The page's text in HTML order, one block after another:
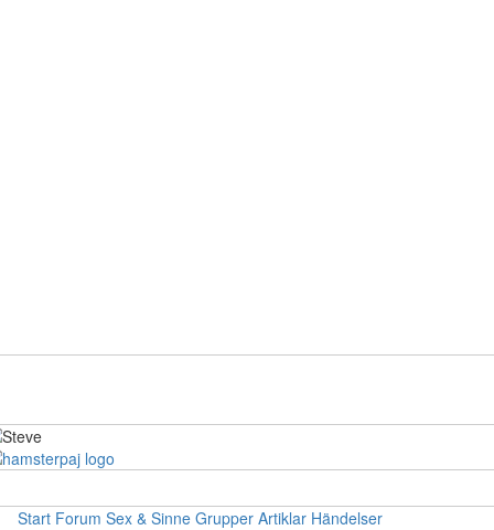
Start Forum Sex & Sinne Grupper Artiklar Händelser